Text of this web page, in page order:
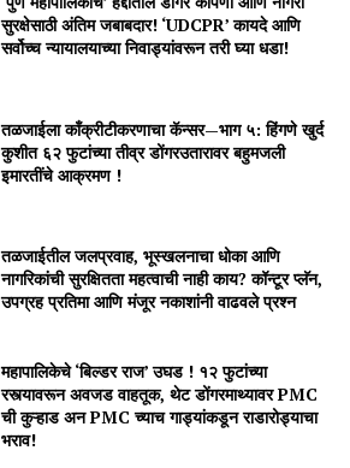
सुरक्षेसाठी अंतिम जबाबदार! ‘UDCPR’ कायदे आणि
सर्वोच्च न्यायालयाच्या निवाड्यांवरून तरी घ्या धडा!
तळजाईला काँक्रीटीकरणाचा कॅन्सर—भाग ५: हिंगणे खुर्द
कुशीत ६२ फुटांच्या तीव्र डोंगरउतारावर बहुमजली
इमारतींचे आक्रमण !
तळजाईतील जलप्रवाह, भूस्खलनाचा धोका आणि
नागरिकांची सुरक्षितता महत्वाची नाही काय? कॉन्टूर प्लॅन,
उपग्रह प्रतिमा आणि मंजूर नकाशांनी वाढवले प्रश्न
महापालिकेचे ‘बिल्डर राज’ उघड ! १२ फुटांच्या
रस्त्यावरून अवजड वाहतूक, थेट डोंगरमाथ्यावर PMC
ची कुऱ्हाड अन PMC च्याच गाड्यांकडून राडारोड्याचा
भराव!